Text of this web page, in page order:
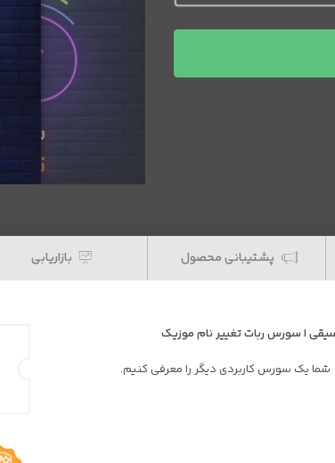
پشتیبانی محصول بازاریابی
| سورس ربات تغییر نام موزیک
یک سورس کاربردی دیگر را معرفی کنیم.